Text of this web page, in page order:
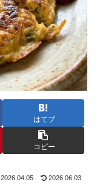
はてブ
コピー
2026.04.05 2026.06.03